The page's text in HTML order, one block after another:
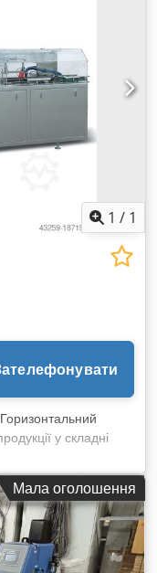
1 / 1
у складні
(тверді штучні
пластикові
упаковки,
харчування.
включає
укладання
Мала оголошення